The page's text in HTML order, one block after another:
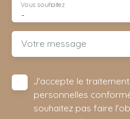
-
Vous souhaitez
Votre message
J'accepte le
personnelles
souhaitez pas faire